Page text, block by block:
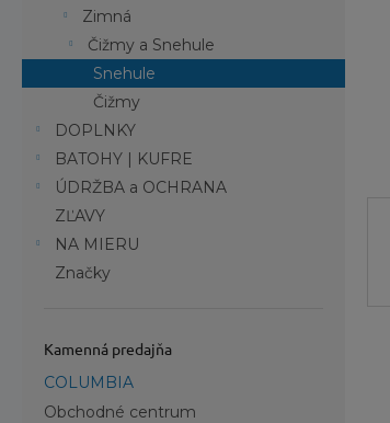
Zimná
Čižmy a Snehule
Snehule
Čižmy
DOPLNKY
BATOHY | KUFRE
ÚDRŽBA a OCHRANA
ZĽAVY
NA MIERU
Značky
Kamenná predajňa
COLUMBIA
Obchodné centrum